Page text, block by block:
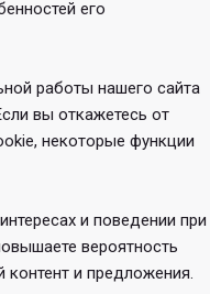
его
работы нашего сайта
вы откажетесь от
некоторые функции
и поведении при
вероятность
контент и предложения.